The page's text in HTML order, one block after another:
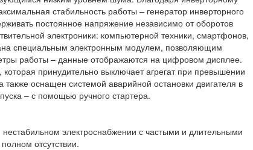
стабильность работы – генератор инверторного
постоянное напряжение независимо от оборотов
электроники: компьютерной техники, смартфонов,
специальным электронным модулем, позволяющим
работы – данные отображаются на цифровом дисплее.
принудительно выключает агрегат при превышении
также оснащен системой аварийной остановки двигателя в
– с помощью ручного стартера.
электроснабжении с частыми и длительными
отсутствии.